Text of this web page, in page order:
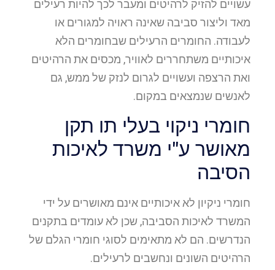
עשויים להזיק לרהיטים ומעבר לכך להיות רעילים
מאד וליצור סביבה שאינה ראויה למגורים או
לעבודה. החומרים הרעילים שבחומרים הלא
איכותיים משתחררים לאוויר, מכסים את הרהיטים
ואת הרצפה ועשויים לגרום לנזק של ממש, גם
לאנשים שנמצאים במקום.
חומרי ניקוי בעלי תו תקן
מאושר ע"י משרד לאיכות
הסיבה
חומרי ניקיון לא איכותיים אינם מאושרים על ידי
המשרד לאיכות הסביבה, שכן לא עומדים בתקנים
הנדרשים. הם לא מתאימים לסוגי חומרי הגלם של
הרהיטים השונים ונחשבים לרעילים.